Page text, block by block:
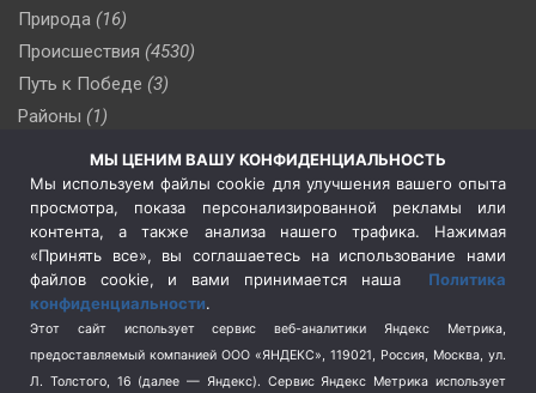
Природа (16)
Происшествия (4530)
Путь к Победе (3)
Районы (1)
(510)
Сельское хозяйство (3)
Социальная политика
(3)
Спецоперация в Украине
Спецоперация на Украине
(404)
Спорт (740)
Терроризм (1)
МЫ ЦЕНИМ ВАШУ КОНФИДЕНЦИАЛЬНОСТЬ
Мы используем файлы cookie для улучшения вашего опыта
просмотра, показа персонализированной рекламы или
контента, а также анализа нашего трафика. Нажимая
«Принять все», вы соглашаетесь на использование нами
файлов cookie, и вами принимается наша Политика
конфиденциальности.
Этот сайт использует сервис веб-аналитики Яндекс Метрика,
предоставляемый компанией ООО «ЯНДЕКС», 119021, Россия, Москва, ул.
Л. Толстого, 16 (далее — Яндекс). Сервис Яндекс Метрика использует